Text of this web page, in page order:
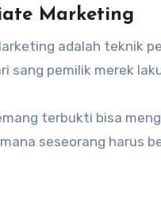
Marketing
adalah teknik
sang pemilik merek
terbukti bisa
seseorang harus